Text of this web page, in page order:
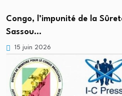
Congo, l’impunité de la
Sassou…
15 juin 2026